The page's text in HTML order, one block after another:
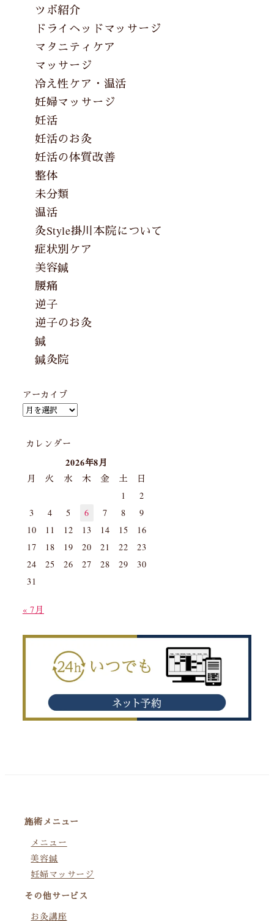
ツボ紹介
ドライヘッドマッサージ
マタニティケア
マッサージ
冷え性ケア・温活
妊婦マッサージ
妊活
妊活のお灸
妊活の体質改善
整体
未分類
温活
灸Style掛川本院について
症状別ケア
美容鍼
腰痛
逆子
逆子のお灸
鍼
鍼灸院
アーカイブ
カレンダー
2026年8月
月 火 水 木 金 土
日
1
2
3
4 5 6 7 8
9
10
11 12 13 14 15
16
17
18 19 20 21 22
23
24
25 26 27 28 29
30
31
« 7月
施術メニュー
メニュー
美容鍼
妊婦マッサージ
その他サービス
お灸講座